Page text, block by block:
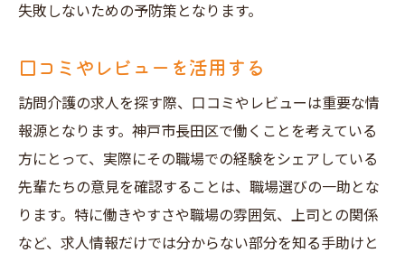
職場の安全対策を確認
失敗しないための予防策となります。
口コミやレビューを活用する
訪問介護の求人を探す際、口コミやレビューは重要な情
報源となります。神戸市長田区で働くことを考えている
方にとって、実際にその職場での経験をシェアしている
先輩たちの意見を確認することは、職場選びの一助とな
ります。特に働きやすさや職場の雰囲気、上司との関係
など、求人情報だけでは分からない部分を知る手助けと